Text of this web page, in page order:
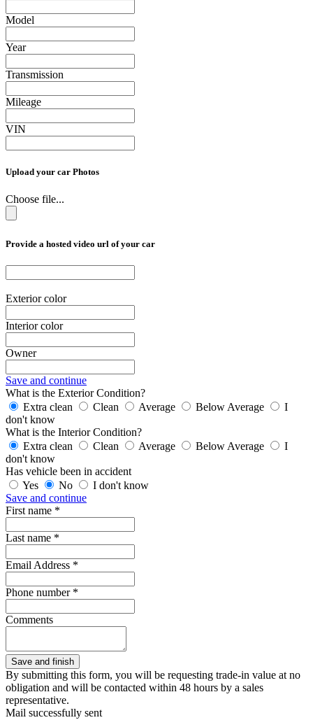
Model
Year
Transmission
Mileage
VIN
Upload your car Photos
Choose file...
Provide a hosted video url of your car
Exterior color
Interior color
Owner
Save and continue
What is the Exterior Condition?
Extra clean
Clean Average Below Average
I
don't know
What is the Interior Condition?
Extra clean
Clean Average Below Average
I
don't know
Has vehicle been in accident
Yes
No
I don't know
Save and continue
First name *
Last name *
Email Address *
Phone number *
Comments
By submitting this form, you will be requesting trade-in value at no
obligation and will be contacted within 48 hours by a sales
representative.
Mail successfully sent